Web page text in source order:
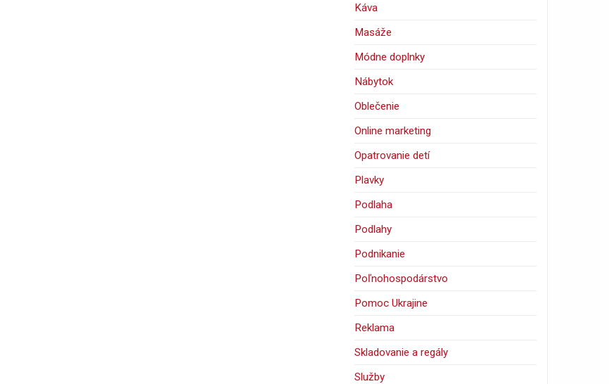
Káva
Masáže
Módne doplnky
Nábytok
Oblečenie
Online marketing
Opatrovanie detí
Plavky
Podlaha
Podlahy
Podnikanie
Poľnohospodárstvo
Pomoc Ukrajine
Reklama
Skladovanie a regály
Služby